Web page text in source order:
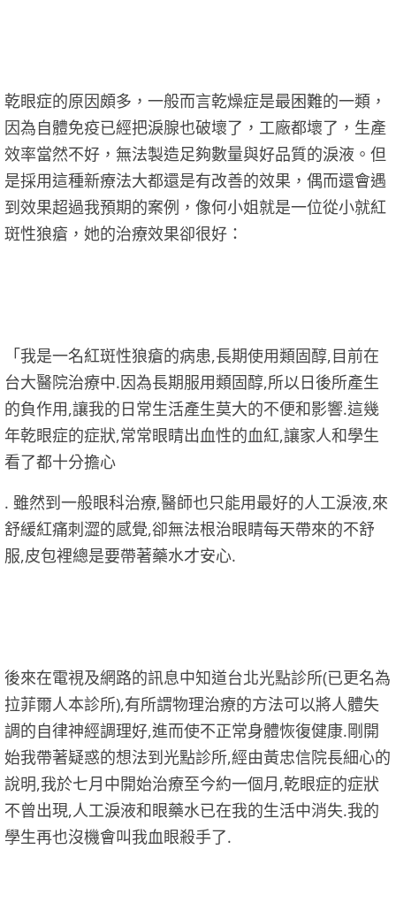
乾眼症的原因頗多，一般而言乾燥症是最困難的一類，
因為自體免疫已經把淚腺也破壞了，工廠都壞了，生產
效率當然不好，無法製造足夠數量與好品質的淚液。但
是採用這種新療法大都還是有改善的效果，偶而還會遇
到效果超過我預期的案例，像何小姐就是一位從小就紅
斑性狼瘡，她的治療效果卻很好：
「我是一名紅斑性狼瘡的病患,長期使用類固醇,目前在
台大醫院治療中.因為長期服用類固醇,所以日後所產生
的負作用,讓我的日常生活產生莫大的不便和影響.這幾
年乾眼症的症狀,常常眼睛出血性的血紅,讓家人和學生
看了都十分擔心
. 雖然到一般眼科治療,醫師也只能用最好的人工淚液,來
舒緩紅痛刺澀的感覺,卻無法根治眼睛每天帶來的不舒
服,皮包裡總是要帶著藥水才安心.
後來在電視及網路的訊息中知道台北光點診所(已更名為
拉菲爾人本診所),有所謂物理治療的方法可以將人體失
調的自律神經調理好,進而使不正常身體恢復健康.剛開
始我帶著疑惑的想法到光點診所,經由黃忠信院長細心的
說明,我於七月中開始治療至今約一個月,乾眼症的症狀
不曾出現,人工淚液和眼藥水已在我的生活中消失.我的
學生再也沒機會叫我血眼殺手了.